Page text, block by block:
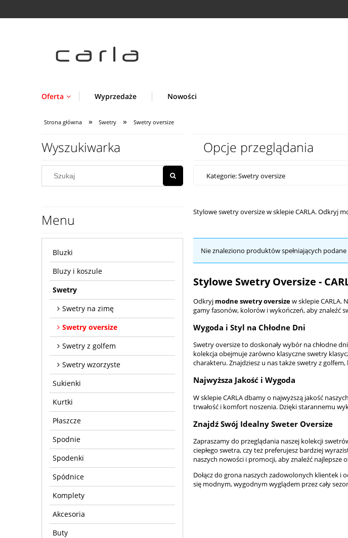
Oferta Wyprzedaże Nowości
Strona główna » Swetry » Swetry oversize
Wyszukiwarka
Menu
Bluzki
Bluzy i koszule
Swetry
Swetry na zimę
Swetry oversize
Swetry z golfem
Swetry wzorzyste
Sukienki
Kurtki
Płaszcze
Spodnie
Spodenki
Spódnice
Komplety
Akcesoria
Buty
Opcje przeglądania
Kategorie: Swetry oversize
Stylowe swetry oversize w sklepie CARLA. Odkryj
Nie znaleziono produktów spełniających
Stylowe Swetry Oversize -
Odkryj modne swetry oversizew sklepie CARLA.
gamy fasonów, kolorów i wykończeń, aby znaleźć
Wygoda i Styl na Chłodne Dni
Swetry oversize to doskonały wybór na chłodne
kolekcja obejmuje zarówno klasyczneswetry
charakteru. Znajdziesz u nas takżeswetry z golfem,
Najwyższa Jakość i Wygoda
W sklepie CARLA dbamy o najwyższą jakość
trwałość i komfort noszenia. Dzięki starannemu
Znajdź Swój Idealny Sweter Oversize
Zapraszamy do przeglądania naszej kolekcji
ciepłego swetra, czy też preferujesz bardziej
naszych nowości i promocji, aby znaleźć najlepsze
Dołącz do grona naszych zadowolonych klientek i
się modnym, wygodnym wyglądem przez cały